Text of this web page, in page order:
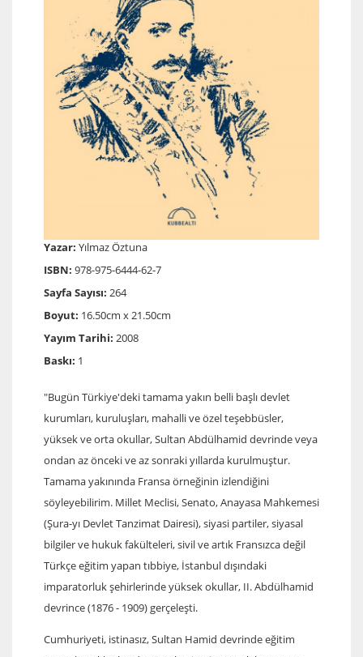
Yazar: Yılmaz Öztuna
ISBN: 978-975-6444-62-7
Sayfa Sayısı: 264
Boyut: 16.50cm x 21.50cm
Yayım Tarihi: 2008
Baskı: 1
"Bugün Türkiye'deki tamama yakın belli başlı devlet
kurumları, kuruluşları, mahalli ve özel teşebbüsler,
yüksek ve orta okullar, Sultan Abdülhamid devrinde veya
ondan az önceki ve az sonraki yıllarda kurulmuştur.
Tamama yakınında Fransa örneğinin izlendiğini
söyleyebilirim. Millet Meclisi, Senato, Anayasa Mahkemesi
(Şura-yı Devlet Tanzimat Dairesi), siyasi partiler, siyasal
bilgiler ve hukuk fakülteleri, sivil ve artık Fransızca değil
Türkçe eğitim yapan tıbbiye, İstanbul dışındaki
imparatorluk şehirlerinde yüksek okullar, II. Abdülhamid
devrince (1876 - 1909) gerçeleşti.
Cumhuriyeti, istinasız, Sultan Hamid devrinde eğitim